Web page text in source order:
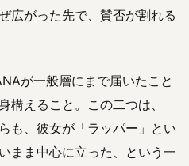
広がった先で、賛否が割れる
が一般層にまで届いたこと
構えること。この二つは、
も、彼女が「ラッパー」とい
まま中心に立った、という一